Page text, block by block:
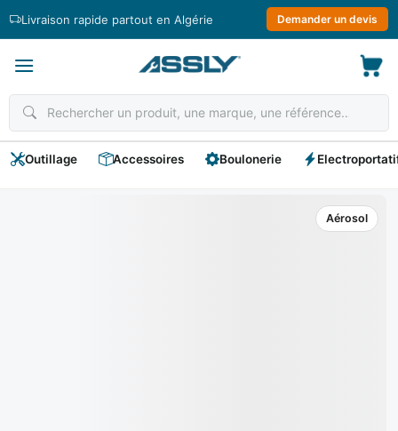
Livraison rapide partout en Algérie Demander un devis
Outillage Accessoires Boulonerie
Aérosol